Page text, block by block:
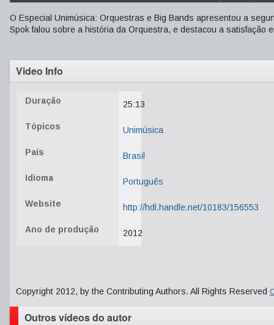
O Especial Unimúsica: Orquestras e Big Bands apresentou a
Spok falou sobre a história da Orquestra, e destacou a satisfação
Video Info
Duração 25:13
Tópicos Unimúsica
País Brasil
Idioma Português
Website http://hdl.handle.net/10183/156553
Ano de produção 2012
Copyright 2012, by the Contributing Authors. All Rights Reserved
Outros vídeos do autor